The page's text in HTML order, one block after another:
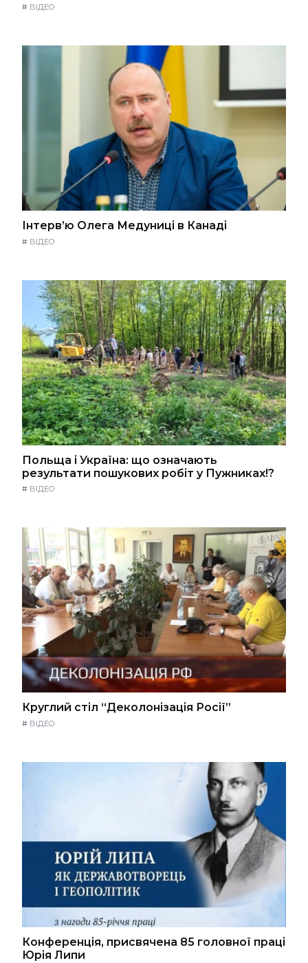
# ВІДЕО
Інтерв’ю Олега Медуниці в Канаді
# ВІДЕО
Польща і Україна: що означають
результати пошукових робіт у Пужниках!?
# ВІДЕО
Круглий стіл “Деколонізація Росії”
# ВІДЕО
Конференція, присвячена 85 головної праці
Юрія Липи